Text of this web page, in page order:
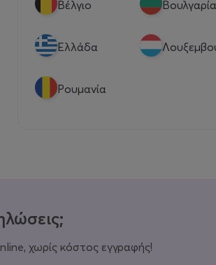
Βέλγιο Βουλγαρία
Eλλάδα
Ρουμανία
χωρίς κόστος εγγραφής!